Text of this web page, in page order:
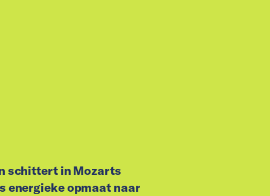
schittert in Mozarts
energieke opmaat naar